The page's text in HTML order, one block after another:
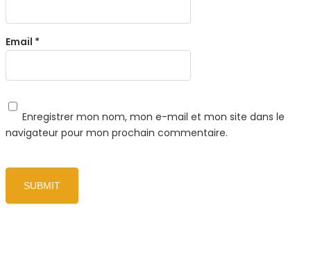
Email *
Enregistrer mon nom, mon e-mail et mon site dans le
navigateur pour mon prochain commentaire.